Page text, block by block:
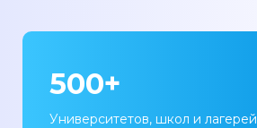
500+
Университетов, школ и лагерей